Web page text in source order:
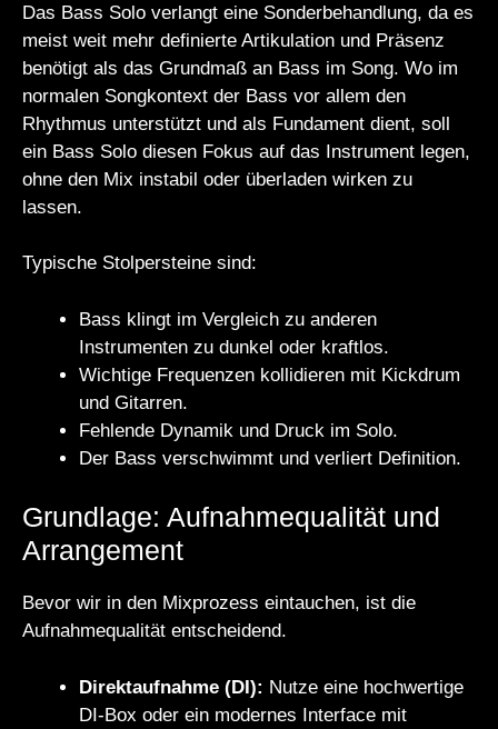
Das Bass Solo verlangt eine Sonderbehandlung, da es
meist weit mehr definierte Artikulation und Präsenz
benötigt als das Grundmaß an Bass im Song. Wo im
normalen Songkontext der Bass vor allem den
Rhythmus unterstützt und als Fundament dient, soll
ein Bass Solo diesen Fokus auf das Instrument legen,
ohne den Mix instabil oder überladen wirken zu
lassen.
Typische Stolpersteine sind:
Bass klingt im Vergleich zu anderen
Instrumenten zu dunkel oder kraftlos.
Wichtige Frequenzen kollidieren mit Kickdrum
und Gitarren.
Fehlende Dynamik und Druck im Solo.
Der Bass verschwimmt und verliert Definition.
Grundlage: Aufnahmequalität und
Arrangement
Bevor wir in den Mixprozess eintauchen, ist die
Aufnahmequalität entscheidend.
Direktaufnahme (DI): Nutze eine hochwertige
DI-Box oder ein modernes Interface mit